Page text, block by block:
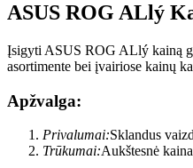
ASUS ROG ALlý
Įsigyti ASUS ROG ALlý kainą
asortimente bei įvairiose kainų
Apžvalga:
Privalumai:Sklandus
Trūkumai:Aukštesnė